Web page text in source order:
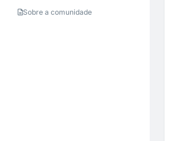
Sobre a comunidade